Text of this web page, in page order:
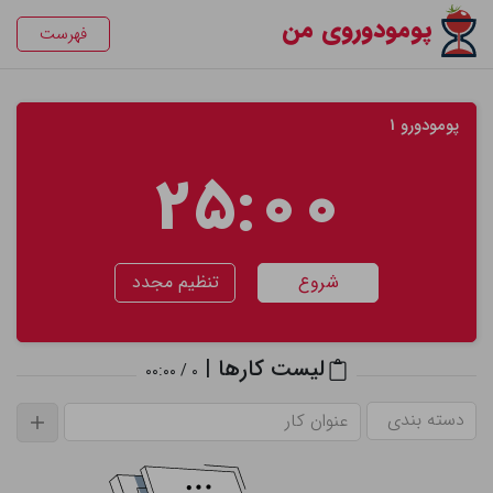
پومودوروی من فهرست
پومودورو 1
25:00
شروع تنظیم مجدد
لیست کارها | 0 / 00:00